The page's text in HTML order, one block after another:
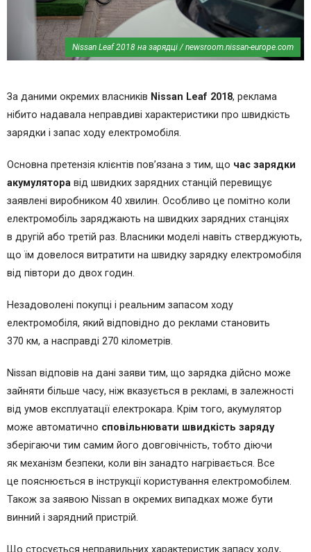
Nissan Leaf 2018 на зарядці / newsroom.nissan-europe.com
За даними окремих власників Nissan Leaf 2018, реклама
нібито надавала неправдиві характеристики про швидкість
зарядки і запас ходу електромобіля.
Основна претензія клієнтів пов’язана з тим, що час зарядки
акумулятора від швидких зарядних станцій перевищує
заявлені виробником 40 хвилин. Особливо це помітно коли
електромобіль заряджають на швидких зарядних станціях
в другій або третій раз. Власники моделі навіть стверджують,
що їм довелося витратити на швидку зарядку електромобіля
від півтори до двох годин.
Незадоволені покупці і реальним запасом ходу
електромобіля, який відповідно до реклами становить
370 км, а насправді 270 кілометрів.
Nissan відповів на дані заяви тим, що зарядка дійсно може
зайняти більше часу, ніж вказується в рекламі, в залежності
від умов експлуатації електрокара. Крім того, акумулятор
може автоматично сповільнювати швидкість заряду
зберігаючи тим самим його довговічність, тобто діючи
як механізм безпеки, коли він занадто нагрівається. Все
це пояснюється в інструкції користування електромобілем.
Також за заявою Nissan в окремих випадках може бути
винний і зарядний пристрій.
Що стосується неправильних характеристик запасу ходу,